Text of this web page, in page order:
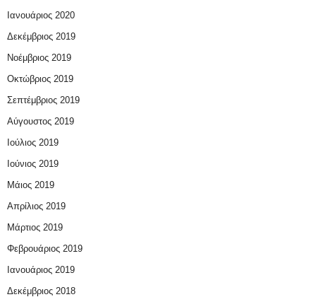
Ιανουάριος 2020
Δεκέμβριος 2019
Νοέμβριος 2019
Οκτώβριος 2019
Σεπτέμβριος 2019
Αύγουστος 2019
Ιούλιος 2019
Ιούνιος 2019
Μάιος 2019
Απρίλιος 2019
Μάρτιος 2019
Φεβρουάριος 2019
Ιανουάριος 2019
Δεκέμβριος 2018